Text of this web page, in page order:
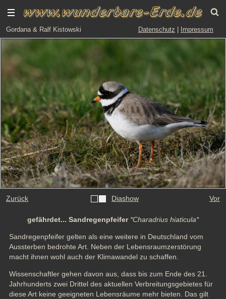
Gordana & Ralf Kistowski Datenschutz Impressum
Zurück Diashow Vor
gefährdet... Sandregenpfeifer *Charadrius hiaticula*
Sandregenpfeifer gelten als eine weitere in Deutschland vom
Aussterben bedrohte Art. Neben der Lebensraumzerstörung
macht ihnen wohl auch der Klimawandel zu schaffen.
Wissenschaftler gehen davon aus, dass bis zum Ende des 21.
Jahrhunderts zwei Drittel des aktuellen Verbreitungsgebietes für
diese Art keine geeigneten Lebensräume mehr bieten. Das gilt